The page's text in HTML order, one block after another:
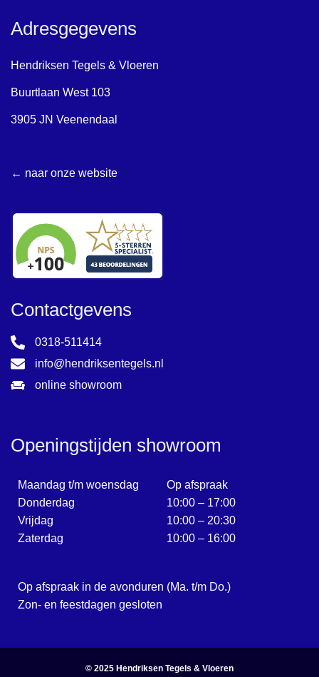
Adresgegevens
Hendriksen Tegels & Vloeren
Buurtlaan West 103
3905 JN Veenendaal
← naar onze website
Contactgevens
0318-511414
info@hendriksentegels.nl
online showroom
Openingstijden showroom
Maandag t/m woensdag
Donderdag
Vrijdag
Zaterdag
Op afspraak
10:00 – 17:00
10:00 – 20:30
10:00 – 16:00
Op afspraak in de avonduren (Ma. t/m Do.)
Zon- en feestdagen gesloten
© 2025 Hendriksen Tegels & Vloeren